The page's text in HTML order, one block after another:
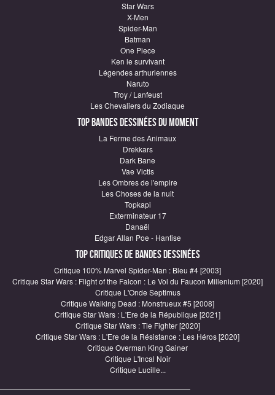
Star Wars
X-Men
Spider-Man
Batman
One Piece
Ken le survivant
Légendes arthuriennes
Naruto
Troy / Lanfeust
Les Chevaliers du Zodiaque
Top Bandes Dessinées du moment
La Ferme des Animaux
Drekkars
Dark Bane
Vae Victis
Les Ombres de l'empire
Les Choses de la nuit
Topkapi
Exterminateur 17
Danaël
Edgar Allan Poe - Hantise
Top critiques de Bandes Dessinées
Critique 100% Marvel Spider-Man : Bleu #4 [2003]
Critique Star Wars : Flight of the Falcon : Le Vol du Faucon Millenium [2020]
Critique L'Onde Septimus
Critique Walking Dead : Monstrueux #5 [2008]
Critique Star Wars : L'Ere de la République [2021]
Critique Star Wars : Tie Fighter [2020]
Critique Star Wars : L'Ere de la Résistance : Les Héros [2020]
Critique Overman King Gainer
Critique L'Incal Noir
Critique Lucille...